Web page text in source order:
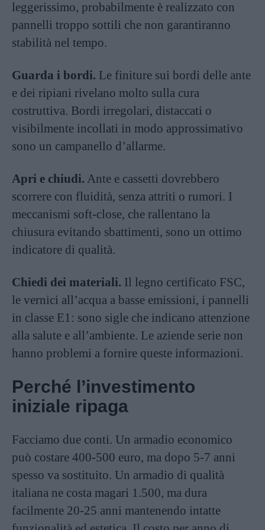
leggerissimo, probabilmente è realizzato con
pannelli troppo sottili che non garantiranno
stabilità nel tempo.
Guarda i bordi. Le finiture sui bordi delle ante
e dei ripiani rivelano molto sulla cura
costruttiva. Bordi irregolari, distaccati o
visibilmente incollati in modo approssimativo
sono un campanello d’allarme.
Apri e chiudi. Ante e cassetti dovrebbero
scorrere con fluidità, senza attriti o rumori. I
meccanismi soft-close, che rallentano la
chiusura evitando sbattimenti, sono un ottimo
indicatore di qualità.
Chiedi dei materiali. Il legno certificato FSC,
le vernici all’acqua a basse emissioni, i pannelli
in classe E1: sono sigle che indicano attenzione
alla salute e all’ambiente. Le aziende serie non
hanno problemi a fornire queste informazioni.
Perché l’investimento
iniziale ripaga
Facciamo due conti. Un armadio economico
può costare 400-500 euro, ma dopo 5-7 anni
spesso va sostituito. Un armadio di qualità
italiana ne costa magari 1.500, ma dura
facilmente 20-25 anni mantenendo intatte